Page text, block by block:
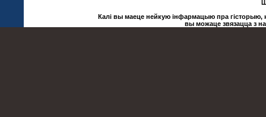
Калі вы маеце нейкую інфармацыю пра гісторыю,
вы можаце звязацца з